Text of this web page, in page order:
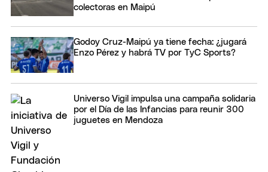
colectoras en Maipú
Godoy Cruz-Maipú ya tiene fecha: ¿jugará
Enzo Pérez y habrá TV por TyC Sports?
Universo Vigil impulsa una campaña solidaria
por el Día de las Infancias para reunir 300
juguetes en Mendoza